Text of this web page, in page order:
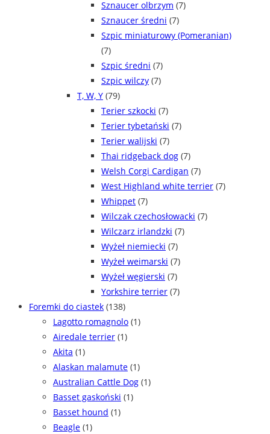
Sznaucer olbrzym (7)
Sznaucer średni (7)
Szpic miniaturowy (Pomeranian)
(7)
Szpic średni (7)
Szpic wilczy (7)
T, W, Y (79)
Terier szkocki (7)
Terier tybetański (7)
Terier walijski (7)
Thai ridgeback dog (7)
Welsh Corgi Cardigan (7)
West Highland white terrier (7)
Whippet (7)
Wilczak czechosłowacki (7)
Wilczarz irlandzki (7)
Wyżeł niemiecki (7)
Wyżeł weimarski (7)
Wyżeł węgierski (7)
Yorkshire terrier (7)
Foremki do ciastek (138)
Lagotto romagnolo (1)
Airedale terrier (1)
Akita (1)
Alaskan malamute (1)
Australian Cattle Dog (1)
Basset gaskoński (1)
Basset hound (1)
Beagle (1)